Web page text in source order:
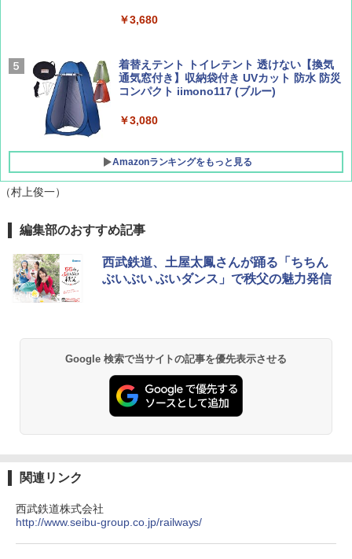
￥1,760
￥1,540
￥9,990
[キャンパーズコレクション 山善] 傘みたいに
広げるだけ パッとサッとテント キューブワ
イドプラス ブラックコーティング フルクロ
テント PATCW-200B エクルベージュ
￥3,680
着替えテント トイレテント 透けない【換気
通気窓付き】収納袋付き UVカット 防水 防災
コンパクト iimono117 (ブルー)
￥3,080
Amazonランキングをもっと見る
（村上俊一）
編集部のおすすめ記事
西武鉄道、土屋太鳳さんが踊る「ちちん
ぶいぶい ぶいダンス」で秩父の魅力発信
Google 検索で当サイトの記事を優先表示させる
関連リンク
西武鉄道株式会社
http://www.seibu-group.co.jp/railways/